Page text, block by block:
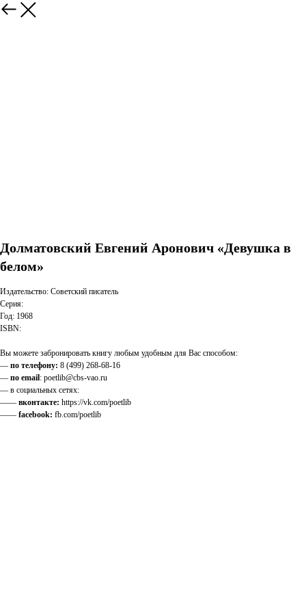
Долматовский Евгений Аронович «Девушка в
белом»
Издательство: Советский писатель
Серия:
Год: 1968
ISBN:
Вы можете забронировать книгу любым удобным для Вас способом:
— по телефону: 8 (499) 268-68-16
— по email: poetlib@cbs-vao.ru
— в социальных сетях:
—— вконтакте: https://vk.com/poetlib
—— facebook: fb.com/poetlib